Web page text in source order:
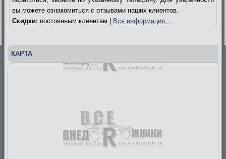
вы можете ознакомиться с отзывами наших клиентов.
Скидки: постоянным клиентам | Вся информация…
КАРТА